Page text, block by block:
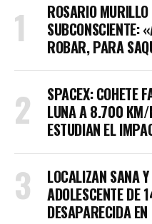
ROSARIO
SUBCONSCIENTE:
ROBAR, PARA
SPACEX: COHETE
LUNA A 8.700 KM/
ESTUDIAN EL
LOCALIZAN SANA
ADOLESCENTE DE
DESAPARECIDA